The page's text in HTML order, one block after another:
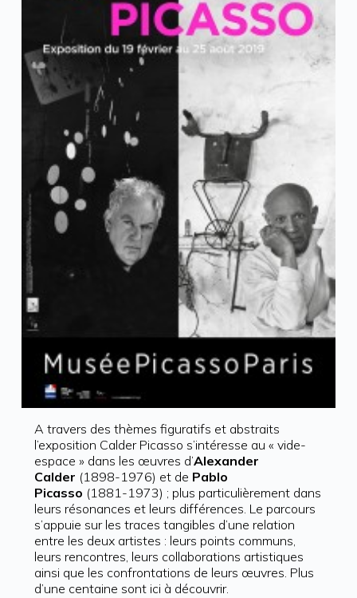
A travers des thèmes figuratifs et abstraits
l’exposition Calder Picasso s’intéresse au « vide-
espace » dans les œuvres d’Alexander
Calder (1898-1976) et de Pablo
Picasso (1881-1973) ; plus particulièrement dans
leurs résonances et leurs différences. Le parcours
s’appuie sur les traces tangibles d’une relation
entre les deux artistes : leurs points communs,
leurs rencontres, leurs collaborations artistiques
ainsi que les confrontations de leurs œuvres. Plus
d’une centaine sont ici à découvrir.